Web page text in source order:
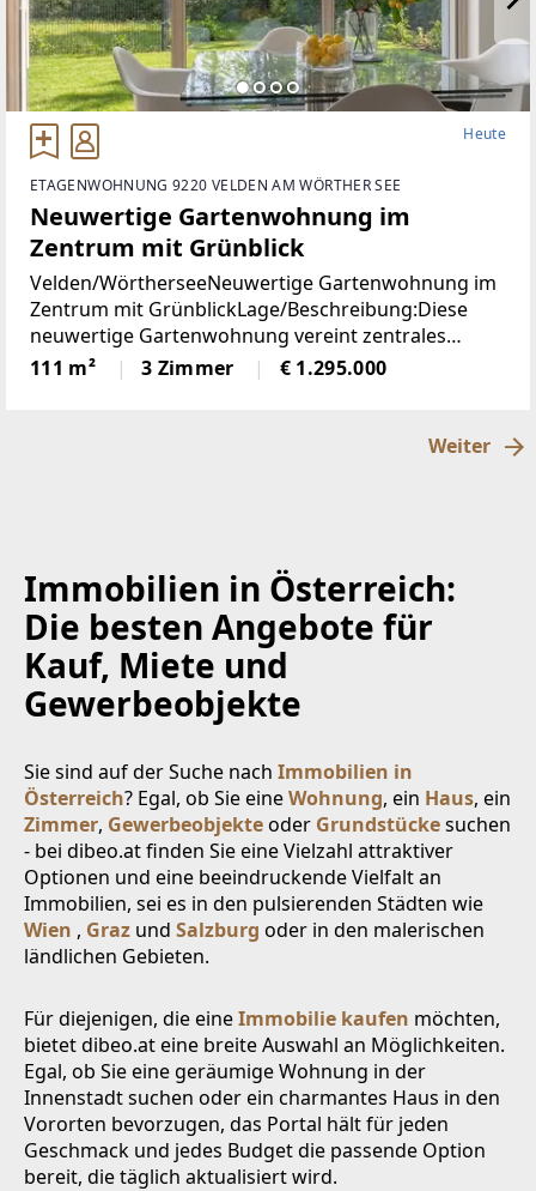
Heute
ETAGENWOHNUNG 9220 VELDEN AM WÖRTHER SEE
Neuwertige Gartenwohnung im
Zentrum mit Grünblick
Velden/WörtherseeNeuwertige Gartenwohnung im
Zentrum mit GrünblickLage/Beschreibung:Diese
neuwertige Gartenwohnung vereint zentrales
Wohnen mit einer außergewöhnlich ruhigen Lage
im Herzen von Velden am Wörthersee. Sämtliche
111 m² 3 Zimmer € 1.295.000
Weiter
Immobilien in Österreich:
Die besten Angebote für
Kauf, Miete und
Gewerbeobjekte
Sie sind auf der Suche nach Immobilien in
Österreich? Egal, ob Sie eineWohnung, ein Haus, ein
Zimmer, Gewerbeobjekteoder Grundstückesuchen
- bei dibeo.at finden Sie eine Vielzahl attraktiver
Optionen und eine beeindruckende Vielfalt an
Immobilien, sei es in den pulsierenden Städten wie
Wien , Graz und Salzburg oder in den malerischen
ländlichen Gebieten.
Für diejenigen, die eineImmobilie kaufen möchten,
bietet dibeo.at eine breite Auswahl an Möglichkeiten.
Egal, ob Sie eine geräumige Wohnung in der
Innenstadt suchen oder ein charmantes Haus in den
Vororten bevorzugen, das Portal hält für jeden
Geschmack und jedes Budget die passende Option
bereit, die täglich aktualisiert wird.